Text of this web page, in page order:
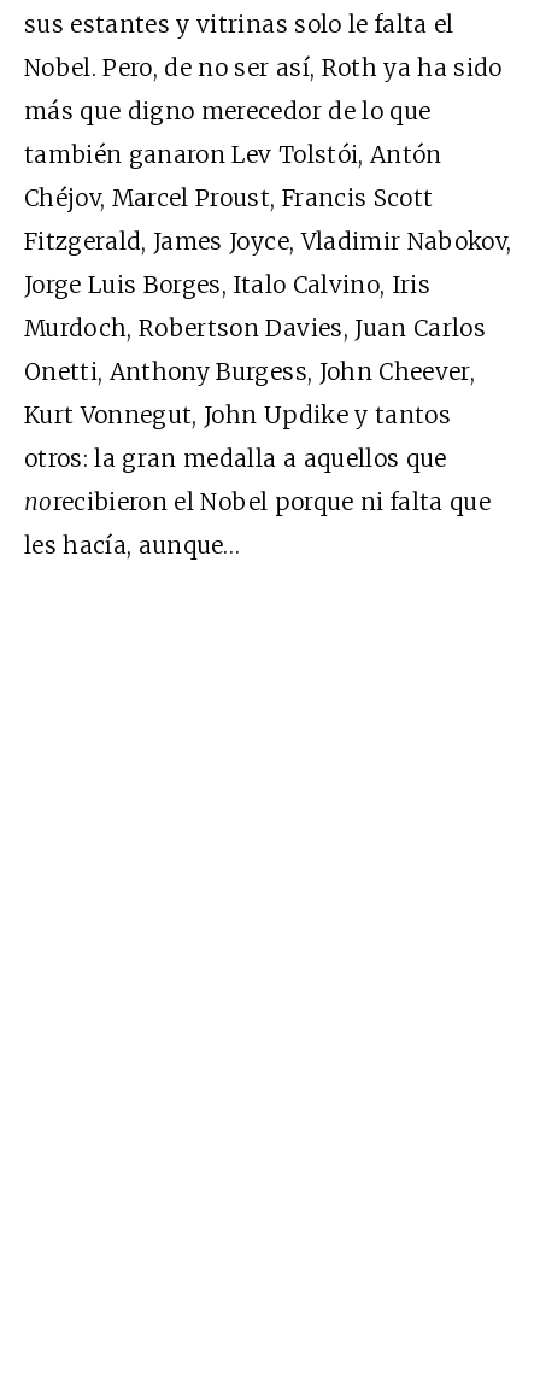
sus estantes y vitrinas solo le falta el
Nobel. Pero, de no ser así, Roth ya ha sido
más que digno merecedor de lo que
también ganaron Lev Tolstói, Antón
Chéjov, Marcel Proust, Francis Scott
Fitzgerald, James Joyce, Vladimir Nabokov,
Jorge Luis Borges, Italo Calvino, Iris
Murdoch, Robertson Davies, Juan Carlos
Onetti, Anthony Burgess, John Cheever,
Kurt Vonnegut, John Updike y tantos
otros: la gran medalla a aquellos que
norecibieron el Nobel porque ni falta que
les hacía, aunque…